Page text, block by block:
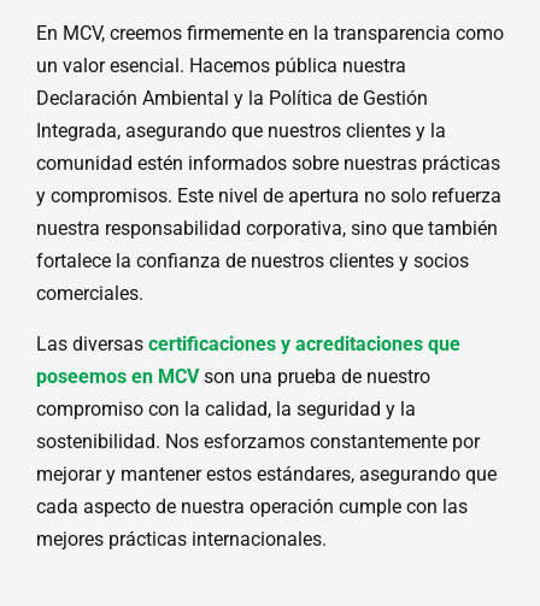
En MCV, creemos firmemente en la transparencia como
un valor esencial. Hacemos pública nuestra
Declaración Ambiental y la Política de Gestión
Integrada, asegurando que nuestros clientes y la
comunidad estén informados sobre nuestras prácticas
y compromisos. Este nivel de apertura no solo refuerza
nuestra responsabilidad corporativa, sino que también
fortalece la confianza de nuestros clientes y socios
comerciales.
Las diversas certificaciones y acreditaciones que
poseemos en MCVson una prueba de nuestro
compromiso con la calidad, la seguridad y la
sostenibilidad. Nos esforzamos constantemente por
mejorar y mantener estos estándares, asegurando que
cada aspecto de nuestra operación cumple con las
mejores prácticas internacionales.